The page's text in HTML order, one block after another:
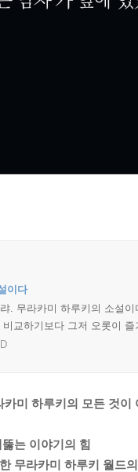
이다
. 무라카미 하루키의 소설
교하기보다 그저 오롯이
카미 하루키의 모든 것이
는 이야기의 힘
무라카미 하루키 월드